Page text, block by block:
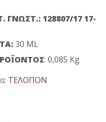
ΓΝΩΣΤ.: 128807/17 17-
30 ML
: 0,085 Kg
ΤΕΛΟΠΟΝ